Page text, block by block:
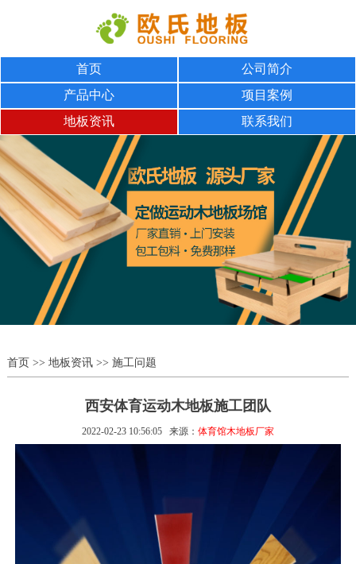
首页
公司简介
产品中心
项目案例
地板资讯
联系我们
首页>> 地板资讯>> 施工问题
西安体育运动木地板施工团队
2022-02-23 10:56:05 来源： 体育馆木地板厂家